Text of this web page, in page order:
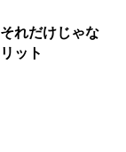
れだけじゃな
ット